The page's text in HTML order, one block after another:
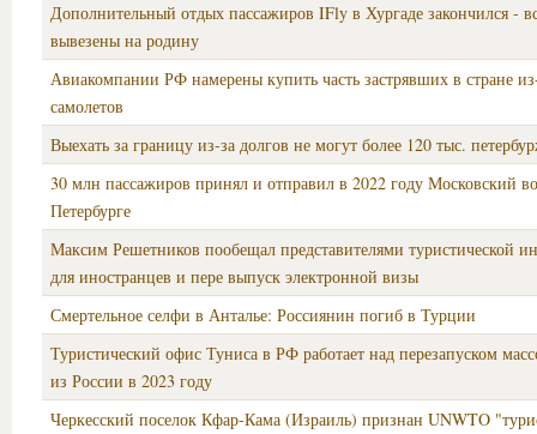
Дополнительный отдых пассажиров IFly в Хургаде закончился -
вывезены на родину
Авиакомпании РФ намерены купить часть застрявших в стране
самолетов
Выехать за границу из-за долгов не могут более 120 тыс.
30 млн пассажиров принял и отправил в 2022 году Московский
Петербурге
Максим Решетников пообещал представителями туристической
для иностранцев и пере выпуск электронной визы
Смертельное селфи в Анталье: Россиянин погиб в Турции
Туристический офис Туниса в РФ работает над перезапуском
из России в 2023 году
Черкесский поселок Кфар-Кама (Израиль) признан UNWTO